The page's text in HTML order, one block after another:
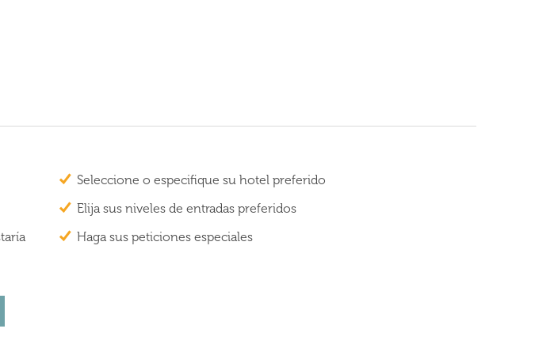
Seleccione o especifique su hotel preferido
Elija sus niveles de entradas preferidos
Haga sus peticiones especiales